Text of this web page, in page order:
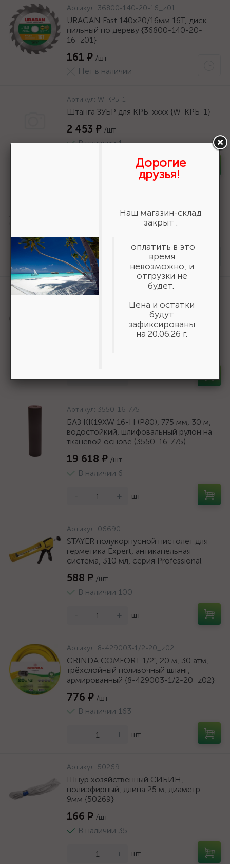
Артикул: 36800-140-20-16_z01
URAGAN Fast 140x20/16мм 16Т, диск
пильный по дереву {36800-140-20-
16_z01}
161 ₽ /шт
Нет в наличии
Артикул: W-КРБ-1
Штанга ЗУБР для КРБ-хххх {W-КРБ-1}
2 453 ₽ /шт
В наличии 1
шт
URAGAN Fast 140x20/16мм 16Т, диск
пильный по дереву {36800-140-20-
161 ₽ /шт
Нет в наличии
Артикул:50269
Шнур хозяйственный СИБИН,
полиэфирный, длина 25 м, диаметр -
- + шт
Артикул: 3550-16-775
БАЗ KK19XW 16-H (Р80), 775 мм, 30 м,
водостойкий, шлифовальный рулон на
тканевой основе (3550-16-775)
19 618 ₽ /шт
В наличии 6
+ шт
Артикул: 06690
STAYER полукорпусной пистолет для
герметика Expert, антикапельная
система, 310 мл, серия Professional
588 ₽ /шт
В наличии 100
+ шт
Артикул: 8-429003-1/2-20_z02
GRINDA COMFORT 1/2", 20 м, 30 атм,
трёхслойный поливочный шланг,
армированный {8-429003-1/2-20_z02}
776 ₽ /шт
В наличии 163
+ шт
Артикул: 50269
Шнур хозяйственный СИБИН,
полиэфирный, длина 25 м, диаметр -
9мм {50269}
166 ₽ /шт
В наличии 35
- + шт
Дорогие
друзья!
Наш магазин-склад
закрыт .
оплатить в это
время
невозможно, и
отгрузки не
будет.
Цена и остатки
будут
зафиксированы
на 20.06.26 г.